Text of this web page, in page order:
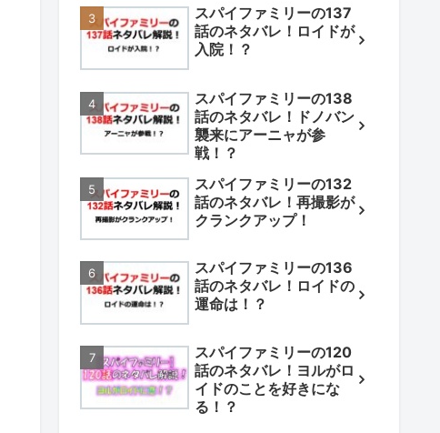
スパイファミリーの137
話のネタバレ！ロイドが
入院！？
スパイファミリーの138
話のネタバレ！ドノバン
襲来にアーニャが参
戦！？
スパイファミリーの132
話のネタバレ！再撮影が
クランクアップ！
スパイファミリーの136
話のネタバレ！ロイドの
運命は！？
スパイファミリーの120
話のネタバレ！ヨルがロ
イドのことを好きにな
る！？